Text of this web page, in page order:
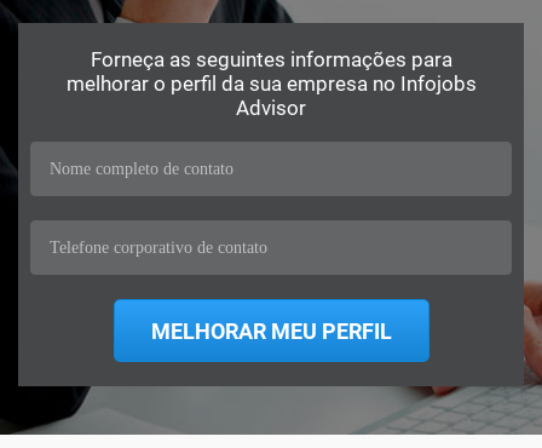
Forneça as seguintes informações para
melhorar o perfil da sua empresa no Infojobs
Advisor